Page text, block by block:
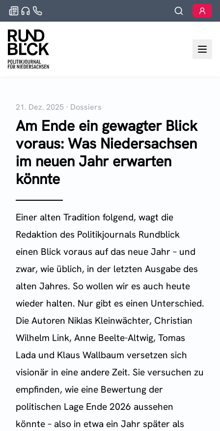
21. Dez. 2025 · Dossiers
Am Ende ein gewagter Blick
voraus: Was Niedersachsen
im neuen Jahr erwarten
könnte
Einer alten Tradition folgend, wagt die
Redaktion des Politikjournals Rundblick
einen Blick voraus auf das neue Jahr – und
zwar, wie üblich, in der letzten Ausgabe des
alten Jahres. So wollen wir es auch heute
wieder halten. Nur gibt es einen Unterschied.
Die Autoren Niklas Kleinwächter, Christian
Wilhelm Link, Anne Beelte-Altwig, Tomas
Lada und Klaus Wallbaum versetzen sich
visionär in eine andere Zeit. Sie versuchen zu
empfinden, wie eine Bewertung der
politischen Lage Ende 2026 aussehen
könnte – also in etwa ein Jahr später als